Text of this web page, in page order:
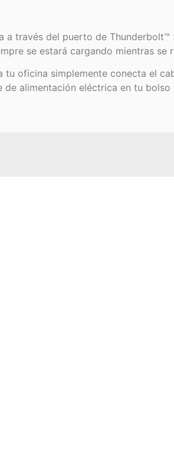
a través del puerto de
se estará cargando mientras se
tu oficina simplemente conecta el
de alimentación eléctrica en tu